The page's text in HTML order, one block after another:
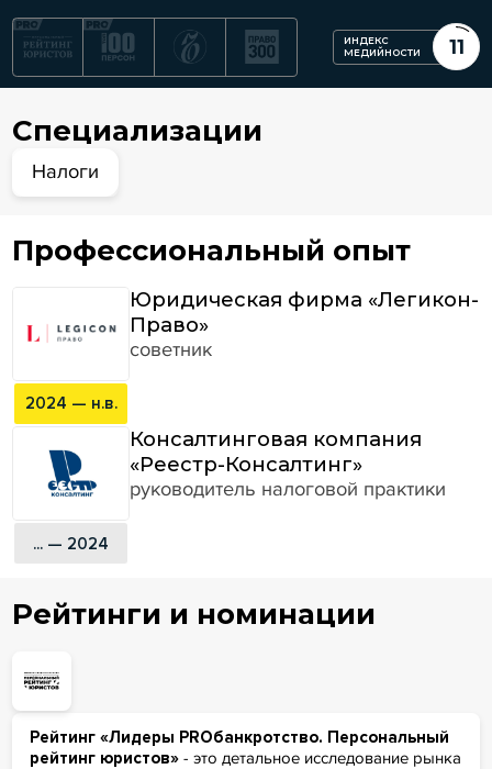
ИНДЕКС
МЕДИЙНОСТИ
11
Специализации
Налоги
Профессиональный опыт
2024 — н.в.
Юридическая фирма «Легикон-
Право»
советник
... — 2024
Консалтинговая компания
«Реестр-Консалтинг»
руководитель налоговой практики
Рейтинги и номинации
Рейтинг «Лидеры PROбанкротство. Персональный
рейтинг юристов»- это детальное исследование рынка